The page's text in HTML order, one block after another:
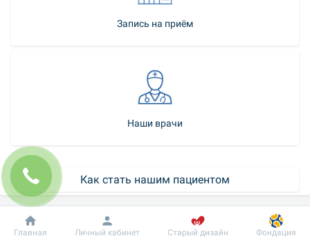
Запись на приём
Наши врачи
Как стать нашим пациентом
Контакт-центр
Добробут Информация Пациенту
Главная Личный кабинет Старый дизайн Фондация